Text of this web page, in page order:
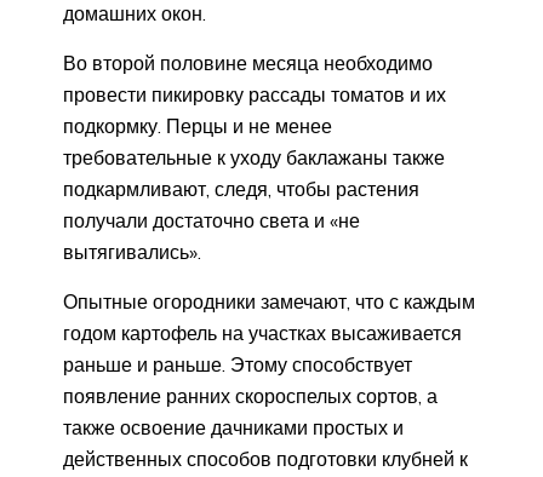
домашних окон.
Во второй половине месяца необходимо
провести пикировку рассады томатов и их
подкормку. Перцы и не менее
требовательные к уходу баклажаны также
подкармливают, следя, чтобы растения
получали достаточно света и «не
вытягивались».
Опытные огородники замечают, что с каждым
годом картофель на участках высаживается
раньше и раньше. Этому способствует
появление ранних скороспелых сортов, а
также освоение дачниками простых и
действенных способов подготовки клубней к